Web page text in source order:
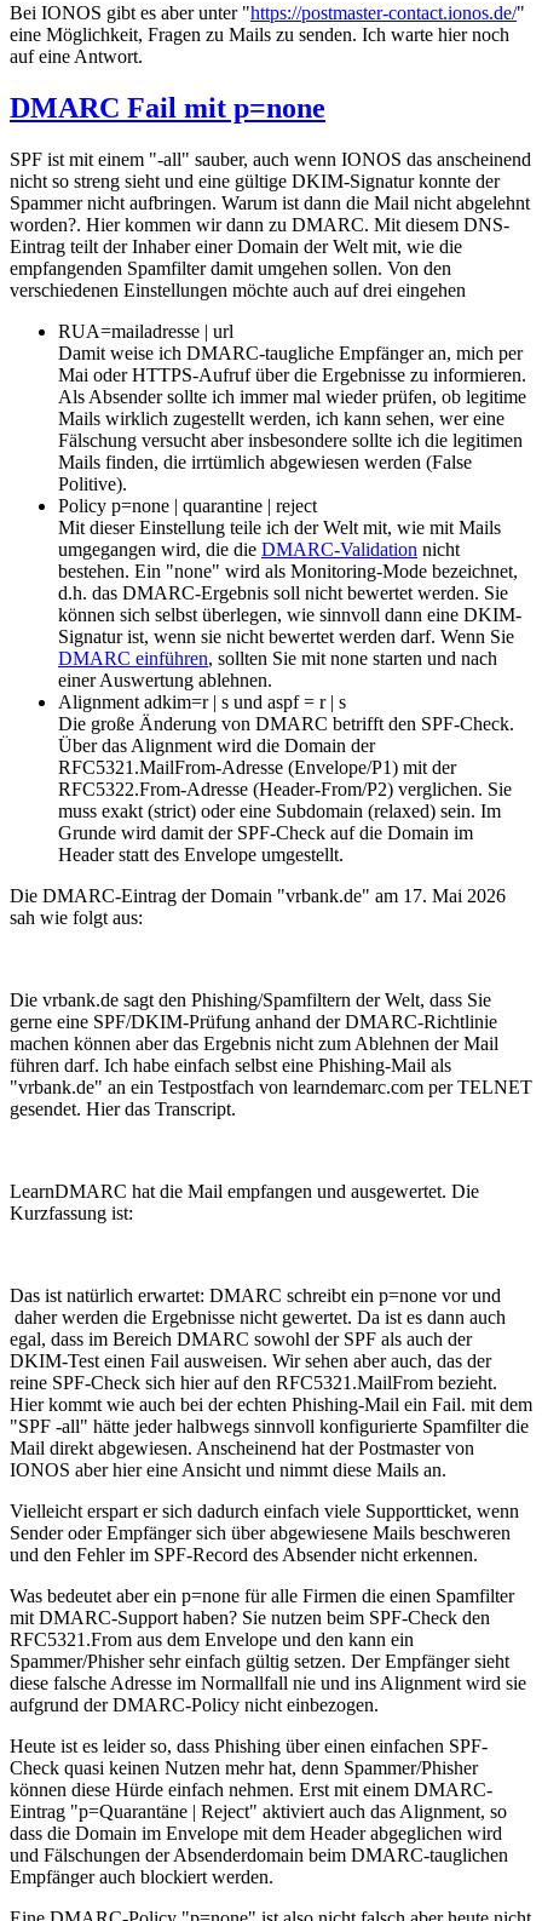
Bei IONOS gibt es aber unter "https://postmaster-contact.ionos.de/"
eine Möglichkeit, Fragen zu Mails zu senden. Ich warte hier noch
auf eine Antwort.
DMARC Fail mit p=none
SPF ist mit einem "-all" sauber, auch wenn IONOS das anscheinend
nicht so streng sieht und eine gültige DKIM-Signatur konnte der
Spammer nicht aufbringen. Warum ist dann die Mail nicht abgelehnt
worden?. Hier kommen wir dann zu DMARC. Mit diesem DNS-
Eintrag teilt der Inhaber einer Domain der Welt mit, wie die
empfangenden Spamfilter damit umgehen sollen. Von den
verschiedenen Einstellungen möchte auch auf drei eingehen
RUA=mailadresse | url
Damit weise ich DMARC-taugliche Empfänger an, mich per
Mai oder HTTPS-Aufruf über die Ergebnisse zu informieren.
Als Absender sollte ich immer mal wieder prüfen, ob legitime
Mails wirklich zugestellt werden, ich kann sehen, wer eine
Fälschung versucht aber insbesondere sollte ich die legitimen
Mails finden, die irrtümlich abgewiesen werden (False
Politive).
Policy p=none | quarantine | reject
Mit dieser Einstellung teile ich der Welt mit, wie mit Mails
umgegangen wird, die die DMARC-Validation nicht
bestehen. Ein "none" wird als Monitoring-Mode bezeichnet,
d.h. das DMARC-Ergebnis soll nicht bewertet werden. Sie
können sich selbst überlegen, wie sinnvoll dann eine DKIM-
Signatur ist, wenn sie nicht bewertet werden darf. Wenn Sie
DMARC einführen, sollten Sie mit none starten und nach
einer Auswertung ablehnen.
Alignment adkim=r | s und aspf = r | s
Die große Änderung von DMARC betrifft den SPF-Check.
Über das Alignment wird die Domain der
RFC5321.MailFrom-Adresse (Envelope/P1) mit der
RFC5322.From-Adresse (Header-From/P2) verglichen. Sie
muss exakt (strict) oder eine Subdomain (relaxed) sein. Im
Grunde wird damit der SPF-Check auf die Domain im
Header statt des Envelope umgestellt.
Die DMARC-Eintrag der Domain "vrbank.de" am 17. Mai 2026
sah wie folgt aus:
Die vrbank.de sagt den Phishing/Spamfiltern der Welt, dass Sie
gerne eine SPF/DKIM-Prüfung anhand der DMARC-Richtlinie
machen können aber das Ergebnis nicht zum Ablehnen der Mail
führen darf. Ich habe einfach selbst eine Phishing-Mail als
"vrbank.de" an ein Testpostfach von learndemarc.com per TELNET
gesendet. Hier das Transcript.
LearnDMARC hat die Mail empfangen und ausgewertet. Die
Kurzfassung ist:
Das ist natürlich erwartet: DMARC schreibt ein p=none vor und
daher werden die Ergebnisse nicht gewertet. Da ist es dann auch
egal, dass im Bereich DMARC sowohl der SPF als auch der
DKIM-Test einen Fail ausweisen. Wir sehen aber auch, das der
reine SPF-Check sich hier auf den RFC5321.MailFrom bezieht.
Hier kommt wie auch bei der echten Phishing-Mail ein Fail. mit dem
"SPF -all" hätte jeder halbwegs sinnvoll konfigurierte Spamfilter die
Mail direkt abgewiesen. Anscheinend hat der Postmaster von
IONOS aber hier eine Ansicht und nimmt diese Mails an.
Vielleicht erspart er sich dadurch einfach viele Supportticket, wenn
Sender oder Empfänger sich über abgewiesene Mails beschweren
und den Fehler im SPF-Record des Absender nicht erkennen.
Was bedeutet aber ein p=none für alle Firmen die einen Spamfilter
mit DMARC-Support haben? Sie nutzen beim SPF-Check den
RFC5321.From aus dem Envelope und den kann ein
Spammer/Phisher sehr einfach gültig setzen. Der Empfänger sieht
diese falsche Adresse im Normallfall nie und ins Alignment wird sie
aufgrund der DMARC-Policy nicht einbezogen.
Heute ist es leider so, dass Phishing über einen einfachen SPF-
Check quasi keinen Nutzen mehr hat, denn Spammer/Phisher
können diese Hürde einfach nehmen. Erst mit einem DMARC-
Eintrag "p=Quarantäne | Reject" aktiviert auch das Alignment, so
dass die Domain im Envelope mit dem Header abgeglichen wird
und Fälschungen der Absenderdomain beim DMARC-tauglichen
Empfänger auch blockiert werden.